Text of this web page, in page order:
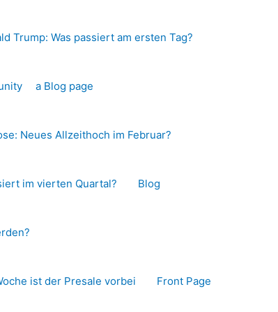
Trump: Was passiert am ersten Tag?
a Blog page
Neues Allzeithoch im Februar?
im vierten Quartal? Blog
ist der Presale vorbei Front Page